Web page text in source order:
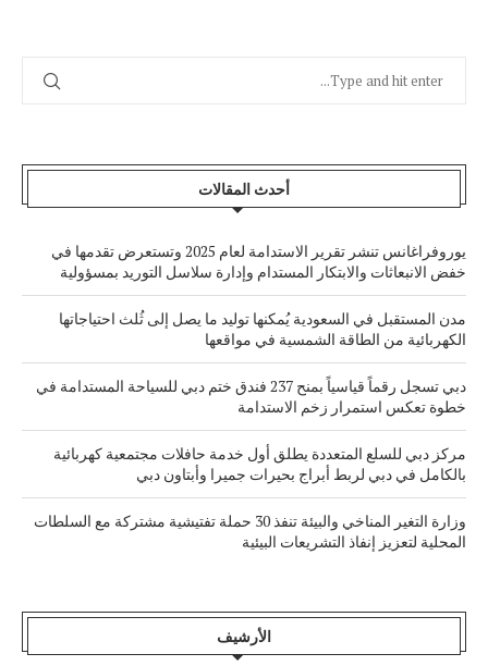
أحدث المقالات
يوروفراغانس تنشر تقرير الاستدامة لعام 2025 وتستعرض تقدمها في
خفض الانبعاثات والابتكار المستدام وإدارة سلاسل التوريد بمسؤولية
مدن المستقبل في السعودية يُمكنها توليد ما يصل إلى ثُلث احتياجاتها
الكهربائية من الطاقة الشمسية في مواقعها
دبي تسجل رقماً قياسياً بمنح 237 فندق ختم دبي للسياحة المستدامة في
خطوة تعكس استمرار زخم الاستدامة
مركز دبي للسلع المتعددة يطلق أول خدمة حافلات مجتمعية كهربائية
بالكامل في دبي لربط أبراج بحيرات جميرا وأبتاون دبي
وزارة التغير المناخي والبيئة تنفذ 30 حملة تفتيشية مشتركة مع السلطات
المحلية لتعزيز إنفاذ التشريعات البيئية
الأرشيف